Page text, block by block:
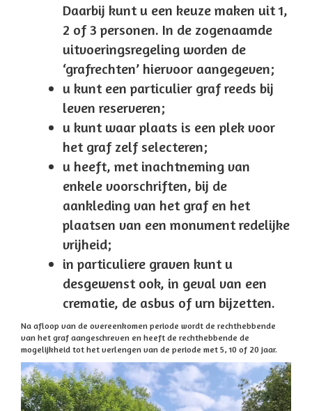
Daarbij kunt u een keuze maken uit 1,
2 of 3 personen. In de zogenaamde
uitvoeringsregeling worden de
‘grafrechten’ hiervoor aangegeven;
u kunt een particulier graf reeds bij
leven reserveren;
u kunt waar plaats is een plek voor
het graf zelf selecteren;
u heeft, met inachtneming van
enkele voorschriften, bij de
aankleding van het graf en het
plaatsen van een monument redelijke
vrijheid;
in particuliere graven kunt u
desgewenst ook, in geval van een
crematie, de asbus of urn bijzetten.
Na afloop van de overeenkomen periode wordt de rechthebbende
van het graf aangeschreven en heeft de rechthebbende de
mogelijkheid tot het verlengen van de periode met 5, 10 of 20 jaar.